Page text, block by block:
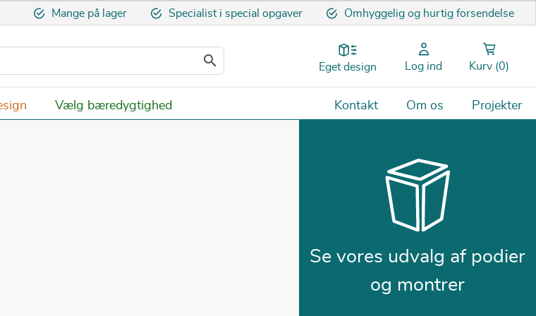
Mange på lager Specialist i special opgaver Omhyggelig og hurtig forsendelse
 Eget design Log ind Kurv (0)
Projekter
Om os
Kontakt
Vælg bæredygtighed
Se vores udvalg af podier
og montrer